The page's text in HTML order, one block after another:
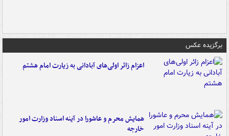
برگزیده عکس
اعزام زائر اولی‌های آبادانی به زیارت امام هشتم
همایش محرم و عاشورا در آینه اسناد وزارت امور
خارجه